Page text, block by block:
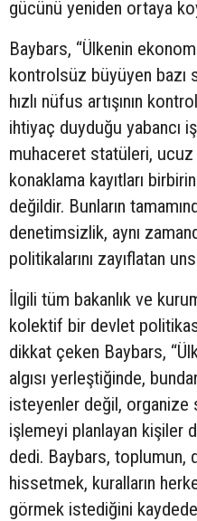
gücünü yeniden ortaya
Baybars, “Ülkenin
kontrolsüz büyüyen bazı
hızlı nüfus artışının
ihtiyaç duyduğu yabancı
muhaceret statüleri,
konaklama kayıtları
değildir. Bunların
denetimsizlik, aynı
politikalarını zayıflatan
İlgili tüm bakanlık ve
kolektif bir devlet
dikkat çeken Baybars,
algısı yerleştiğinde,
isteyenler değil,
işlemeyi planlayan kişiler
dedi. Baybars, toplumun,
hissetmek, kuralların
görmek istediğini